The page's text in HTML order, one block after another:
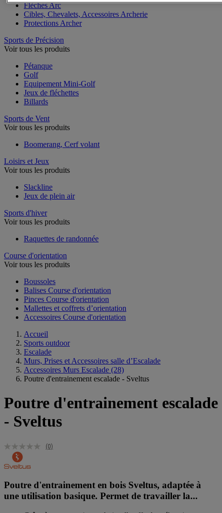
Flèches Arc
Cibles, Chevalets, Accessoires Archerie
Protections Archer
Sports de Précision
Voir tous les produits
Pétanque
Golf
Equipement Mini-Golf
Jeux de fléchettes
Billards
Sports de Vent
Voir tous les produits
Boomerang, Cerf volant
Loisirs et Jeux
Voir tous les produits
Slackline
Jeux de plein air
Sports d'hiver
Voir tous les produits
Raquettes de randonnée
Course d'orientation
Voir tous les produits
Boussoles
Balises Course d'orientation
Pinces Course d'orientation
Mallettes et coffrets d’orientation
Accessoires Course d'orientation
Accueil
Sports outdoor
Escalade
Murs, Prises et Accessoires salle d’Escalade
Accessoires Murs Escalade (28)
Poutre d'entrainement escalade - Sveltus
Poutre d'entrainement escalade
- Sveltus
(0)
Poutre d'entrainement en bois Sveltus, adaptée à
une utilisation basique. Permet de travailler la...